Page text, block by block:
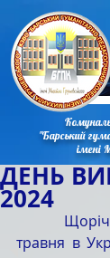
"Барський
імені
ДЕНЬ
2024
травня в